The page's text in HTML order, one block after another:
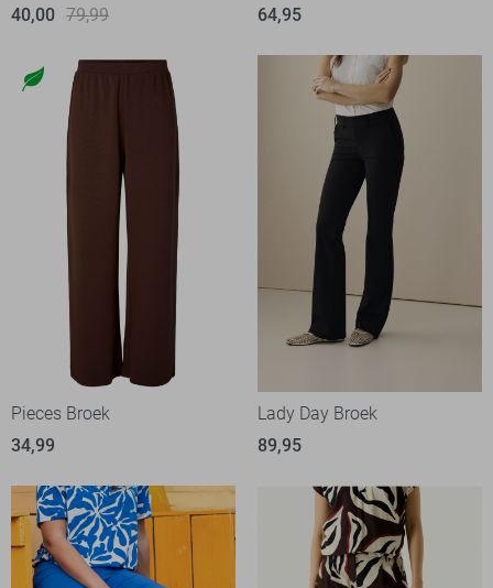
40,00 79,99
64,95
Pieces Broek
34,99
Lady Day Broek
89,95